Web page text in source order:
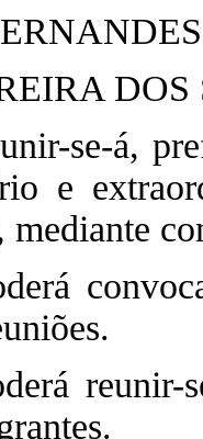
DOS
se-á,
e
mediante
reunir-